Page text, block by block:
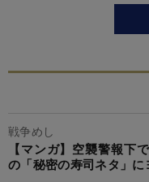
戦争めし
【マンガ】空襲警報下
の「秘密の寿司ネタ」に